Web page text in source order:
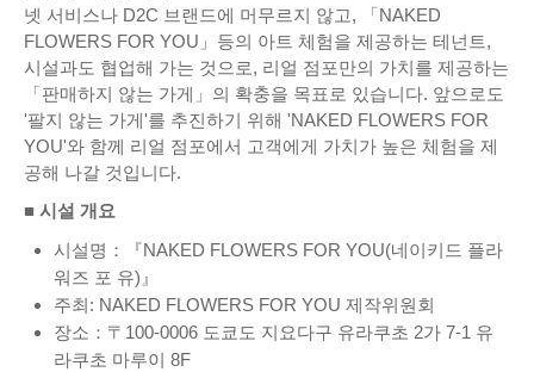
넷 서비스나 D2C 브랜드에 머무르지 않고, 「NAKED
FLOWERS FOR YOU」등의 아트 체험을 제공하는 테넌트,
시설과도 협업해 가는 것으로, 리얼 점포만의 가치를 제공하는
「판매하지 않는 가게」의 확충을 목표로 있습니다. 앞으로도
'팔지 않는 가게'를 추진하기 위해 'NAKED FLOWERS FOR
YOU'와 함께 리얼 점포에서 고객에게 가치가 높은 체험을 제
공해 나갈 것입니다.
■ 시설 개요
시설명：『NAKED FLOWERS FOR YOU(네이키드 플라
워즈 포 유)』
주최: NAKED FLOWERS FOR YOU 제작위원회
장소：〒100-0006 도쿄도 지요다구 유라쿠초 2가 7-1 유
라쿠초 마루이 8F